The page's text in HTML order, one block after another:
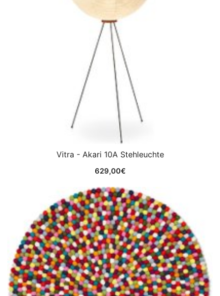
Vitra - Akari 10A Stehleuchte
629,00€